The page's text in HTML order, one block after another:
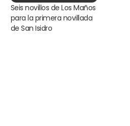
Seis novillos de Los Maños
para la primera novillada
de San Isidro